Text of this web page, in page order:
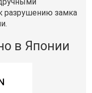
разрушению замка
в Японии